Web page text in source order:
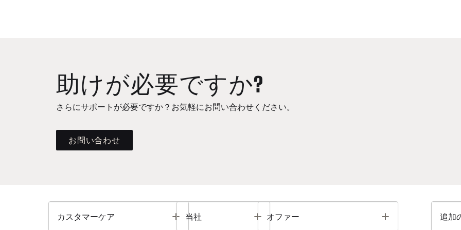
助けが必要ですか?
さらにサポートが必要ですか？お気軽にお問い合わせください。
お問い合わせ
カスタマーケア Toggle
当社 Toggle
オファー Toggle 追加